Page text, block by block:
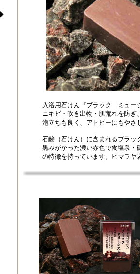
入浴用石けん『ブラック ミュー
ニキビ・吹き出物・肌荒れを防ぎ
泡立ちも良く、アトピーにもやさ
石鹸（石けん）に含まれるブラッ
黒みがかった濃い赤色で食塩泉・
の特徴を持っています。ヒマラヤ